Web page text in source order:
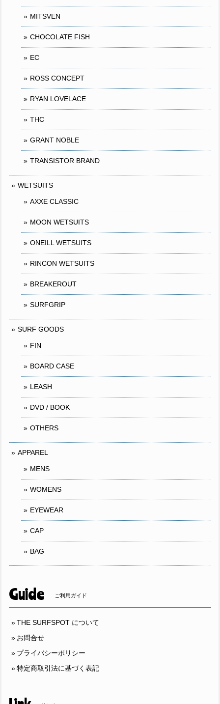
MITSVEN
CHOCOLATE FISH
EC
ROSS CONCEPT
RYAN LOVELACE
THC
GRANT NOBLE
TRANSISTOR BRAND
WETSUITS
AXXE CLASSIC
MOON WETSUITS
ONEILL WETSUITS
RINCON WETSUITS
BREAKEROUT
SURFGRIP
SURF GOODS
FIN
BOARD CASE
LEASH
DVD / BOOK
OTHERS
APPAREL
MENS
WOMENS
EYEWEAR
CAP
BAG
Guide ご利用ガイド
THE SURFSPOT について
お問合せ
プライバシーポリシー
特定商取引法に基づく表記